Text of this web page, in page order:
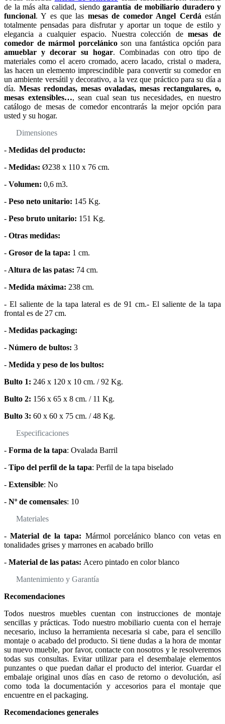
de la más alta calidad, siendo garantía de mobiliario duradero y
funcional. Y es que las mesas de comedor Angel Cerdá están
totalmente pensadas para disfrutar y aportar un toque de estilo y
elegancia a cualquier espacio. Nuestra colección demesas de
comedor de mármol porcelánicoson una fantástica opción para
amueblar y decorar su hogar. Combinadas con otro tipo de
materiales como el acero cromado, acero lacado, cristal o madera,
las hacen un elemento imprescindible para convertir su comedor en
un ambiente versátil y decorativo, a la vez que práctico para su día a
día. Mesas redondas, mesas ovaladas, mesas rectangulares, o,
mesas extensibles…, sean cual sean tus necesidades, en nuestro
catálogo de mesas de comedor encontrarás la mejor opción para
usted y su hogar.
Dimensiones
- Medidas del producto:
- Medidas: Ø238 x 110 x 76 cm.
- Volumen: 0,6 m3.
- Peso neto unitario: 145 Kg.
- Peso bruto unitario: 151 Kg.
- Otras medidas:
- Grosor de la tapa: 1 cm.
- Altura de las patas: 74 cm.
- Medida máxima: 238 cm.
- El saliente de la tapa lateral es de 91 cm.- El saliente de la tapa
frontal es de 27 cm.
- Medidas packaging:
- Número de bultos: 3
- Medida y peso de los bultos:
Bulto 1: 246 x 120 x 10 cm. / 92 Kg.
Bulto 2: 156 x 65 x 8 cm. / 11 Kg.
Bulto 3: 60 x 60 x 75 cm. / 48 Kg.
Especificaciones
- Forma de la tapa: Ovalada Barril
- Tipo del perfil de la tapa: Perfil de la tapa biselado
- Extensible: No
- Nº de comensales: 10
Materiales
-Material de la tapa: Mármol porcelánico blanco con vetas en
tonalidades grises y marrones en acabado brillo
- Material de las patas: Acero pintado en color blanco
Mantenimiento y Garantía
Recomendaciones
Todos nuestros muebles cuentan con instrucciones de montaje
sencillas y prácticas. Todo nuestro mobiliario cuenta con el herraje
necesario, incluso la herramienta necesaria si cabe, para el sencillo
montaje o acabado del producto. Si tiene dudas a la hora de montar
su nuevo mueble, por favor, contacte con nosotros y le resolveremos
todas sus consultas. Evitar utilizar para el desembalaje elementos
punzantes o que puedan dañar el producto del interior. Guardar el
embalaje original unos días en caso de retorno o devolución, así
como toda la documentación y accesorios para el montaje que
encuentre en el packaging.
Recomendaciones generales